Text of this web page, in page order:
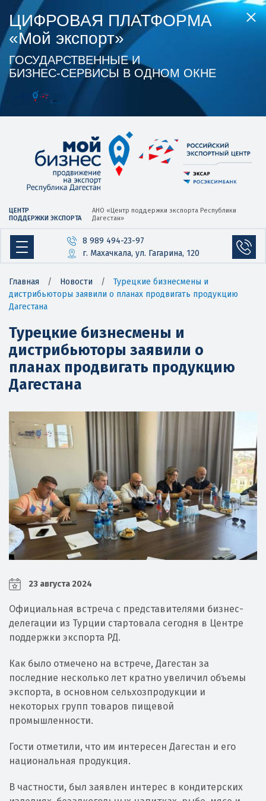
ЦИФРОВАЯ ПЛАТФОРМА
«Мой экспорт»
ГОСУДАРСТВЕННЫЕ И
БИЗНЕС‑СЕРВИСЫ В ОДНОМ ОКНЕ
ЦЕНТР
ПОДДЕРЖКИ ЭКСПОРТА
АНО «Центр поддержки экспорта Республики
Дагестан»
8 989 494-23-97
г. Махачкала, ул. Гагарина, 120
Главная / Новости /
Турецкие бизнесмены и
дистрибьюторы заявили о планах продвигать продукцию
Дагестана
Турецкие бизнесмены и
дистрибьюторы заявили о
планах продвигать продукцию
Дагестана
23 августа 2024
Официальная встреча с представителями бизнес-
делегации из Турции стартовала сегодня в Центре
поддержки экспорта РД.
Как было отмечено на встрече, Дагестан за
последние несколько лет кратно увеличил объемы
экспорта, в основном сельхозпродукции и
некоторых групп товаров пищевой
промышленности.
Гости отметили, что им интересен Дагестан и его
национальная продукция.
В частности, был заявлен интерес в кондитерских